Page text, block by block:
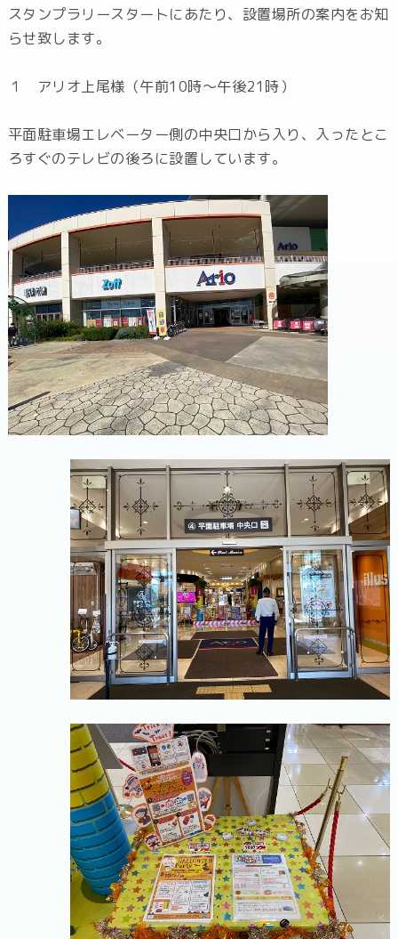
スタンプラリースタートにあたり、設置場所の案内をお知
らせ致します。
１ アリオ上尾様（午前10時～午後21時）
平面駐車場エレベーター側の中央口から入り、入ったとこ
ろすぐのテレビの後ろに設置しています。